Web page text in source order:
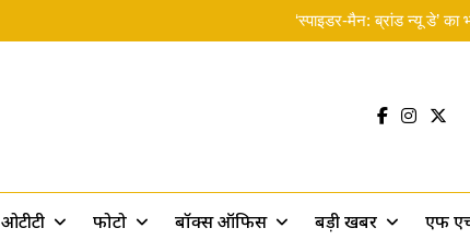
Ramayana Release
Assam Flood: असम बाढ़ पीड़ितों के लिए मसीहा बने
Assam Flood: असम बाढ़ पीड़ितों के लिए मसीहा बने
ओटीटी फोटो बॉक्स ऑफिस बड़ी खबर एफ